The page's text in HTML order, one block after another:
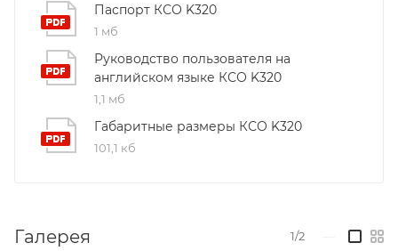
Паспорт КСО K320
1 мб
Руководство пользователя на
английском языке КСО K320
1,1 мб
Габаритные размеры КСО K320
101,1 кб
Галерея 1/2